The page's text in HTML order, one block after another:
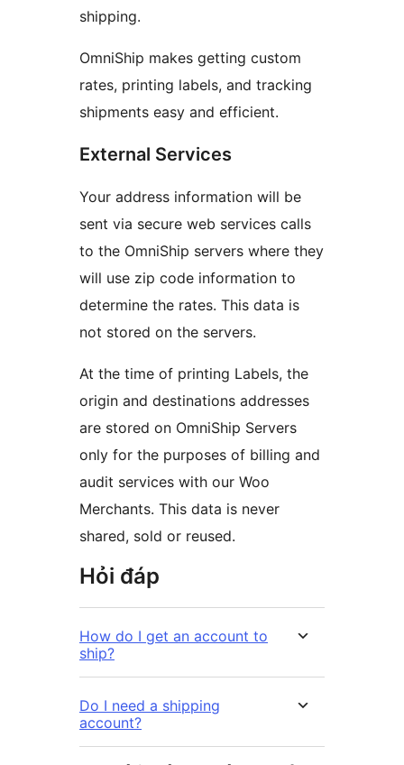
shipping.
OmniShip makes getting custom
rates, printing labels, and tracking
shipments easy and efficient.
External Services
Your address information will be
sent via secure web services calls
to the OmniShip servers where they
will use zip code information to
determine the rates. This data is
not stored on the servers.
At the time of printing Labels, the
origin and destinations addresses
are stored on OmniShip Servers
only for the purposes of billing and
audit services with our Woo
Merchants. This data is never
shared, sold or reused.
Hỏi đáp
How do I get an account to
ship?
Do I need a shipping
account?